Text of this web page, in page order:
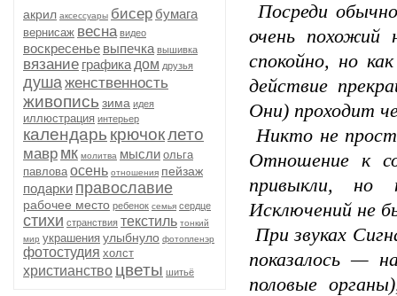
акрил аксессуары бисер бумага
вернисаж весна видео
воскресенье выпечка вышивка
вязание графика дом друзья
душаженственность
живопись зима идея
иллюстрация интерьер
календарь крючоклето
мавр мк молитва мысли ольга
павлова осень отношения пейзаж
подарки православие
рабочее место ребенок семья сердце
стихи странствия текстиль тонкий
мир украшения улыбнуло фотопленэр
фотостудия холст
христианство цветы шитьё
Посреди
очень похожий
спокойно, но
действие
Они) проходит
Никто не
Отношение к
привыкли, но
Исключений не
При звуках
показалось —
половые